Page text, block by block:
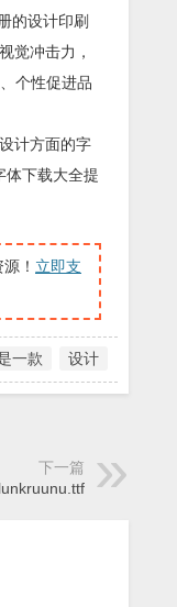
的设计印刷
觉冲击力，
个性促进品
计方面的字
体下载大全提
！ 立即支
一款 设计
下一篇